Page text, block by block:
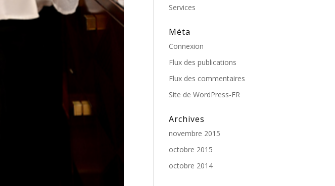
Services
Méta
Connexion
Flux des publications
Flux des commentaires
Site de WordPress-FR
Archives
novembre 2015
octobre 2015
octobre 2014